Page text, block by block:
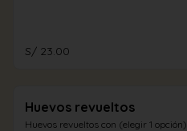
S/ 23.00
Huevos revueltos
Huevos revueltos con (elegir 1 opción)